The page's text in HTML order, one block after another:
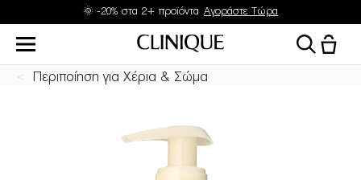
🌞 -20% στα 2+ προϊόντα Αγοράστε Τώρα
Περιποίηση για Χέρια & Σώμα